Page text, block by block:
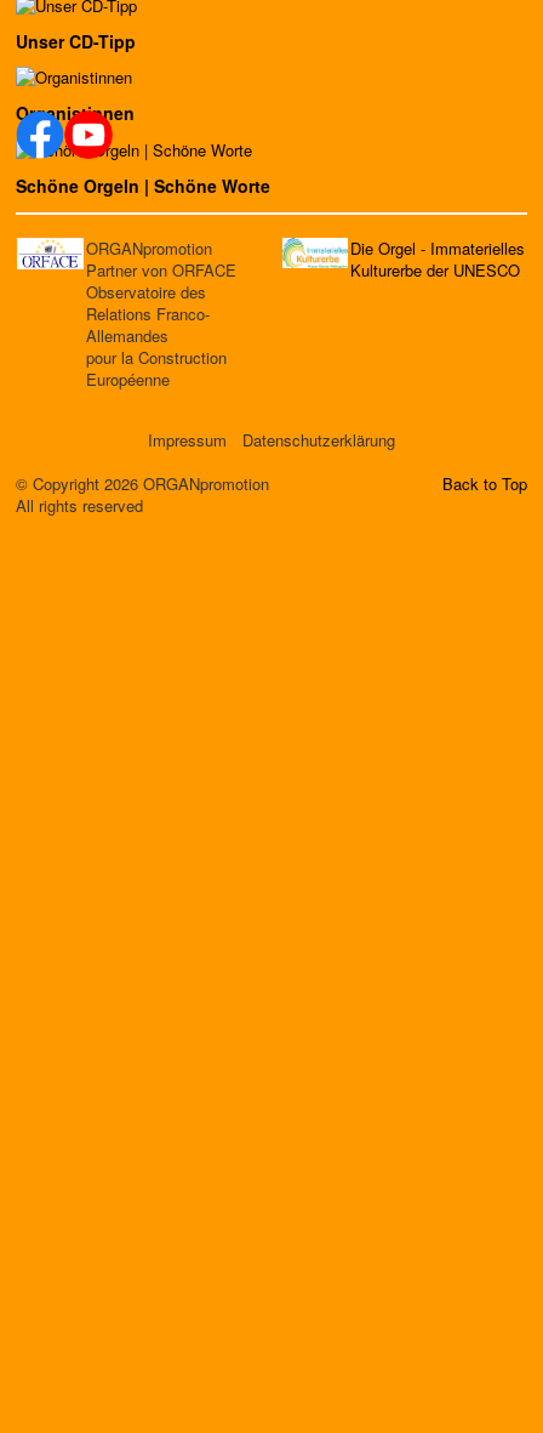
Unser CD-Tipp
Organistinnen
Schöne Orgeln | Schöne Worte
ORGANpromotion
Partner von ORFACE
Observatoire des
Relations Franco-
Allemandes
pour la Construction
Européenne
Die Orgel - Immaterielles
Kulturerbe der UNESCO
Impressum
Datenschutzerklärung
© Copyright 2026 ORGANpromotion
All rights reserved
Back to Top